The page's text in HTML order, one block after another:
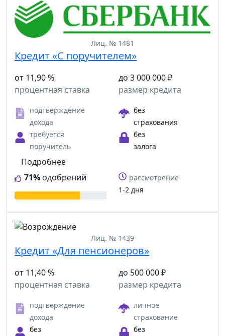
Лиц. № 1481
Кредит «С поручителем»
от 11,90 %
процентная ставка
до 3 000 000 ₽
размер кредита
подтверждение
дохода
без
страхования
требуется
поручитель
без
залога
71% одобрений
Подробнее
рассмотрение
1-2 дня
Лиц. № 1439
Кредит «Для пенсионеров»
от 11,40 %
процентная ставка
до 500 000 ₽
размер кредита
подтверждение
дохода
личное
страхование
без
без